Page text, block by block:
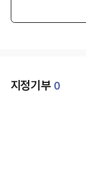
지정기부 0